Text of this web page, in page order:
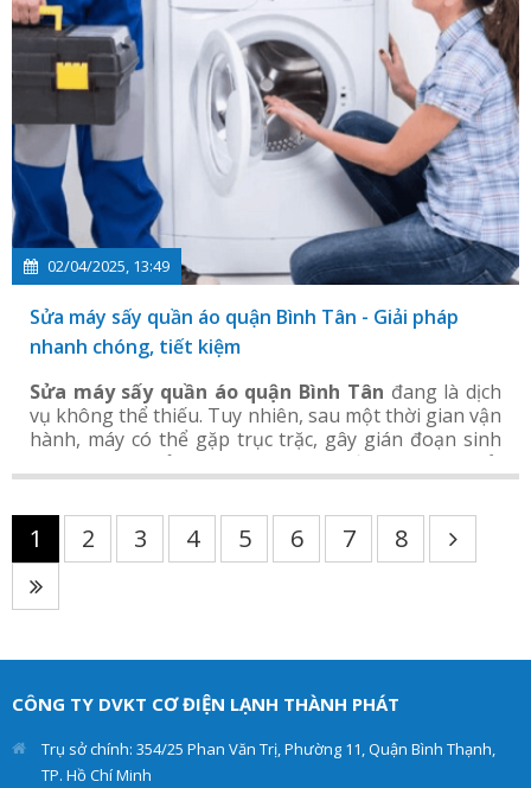
02/04/2025, 13:49
Sửa máy sấy quần áo quận Bình Tân - Giải pháp
nhanh chóng, tiết kiệm
Sửa máy sấy quần áo quận Bình Tân đang là dịch
vụ không thể thiếu.​ Tuy nhiên, sau một thời gian vận
hành, máy có thể gặp trục trặc, gây gián đoạn sinh
hoạt. Dịch vụ sửa chữa chuyên nghiệp giúp bạn giải
quyết nhanh chóng các hư hỏng, đảm bảo thiết bị
hoạt động bền bỉ, tiết kiệm chi phí và công sức.
1 2 3 4 5 6 7 8
CÔNG TY DVKT CƠ ĐIỆN LẠNH THÀNH PHÁT
Trụ sở chính: 354/25 Phan Văn Trị, Phường 11, Quận Bình Thạnh,
TP. Hồ Chí Minh